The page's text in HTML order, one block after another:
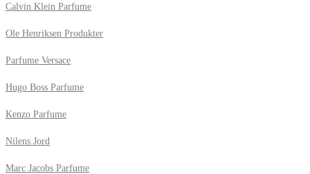
Calvin Klein Parfume
Ole Henriksen Produkter
Parfume Versace
Hugo Boss Parfume
Kenzo Parfume
Nilens Jord
Marc Jacobs Parfume